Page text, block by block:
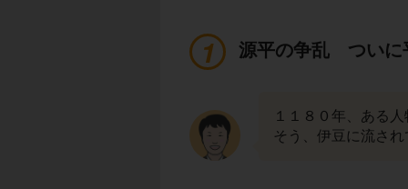
源平の争乱 ついに
１１８０年、ある
そう、伊豆に流さ